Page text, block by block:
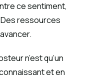
ce sentiment,
ressources
n’est qu’un
et en